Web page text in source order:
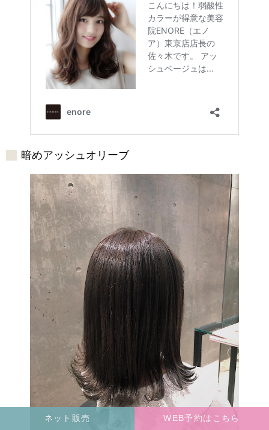
暗めアッシュオリーブ
ネット販売 WEB予約はこちら